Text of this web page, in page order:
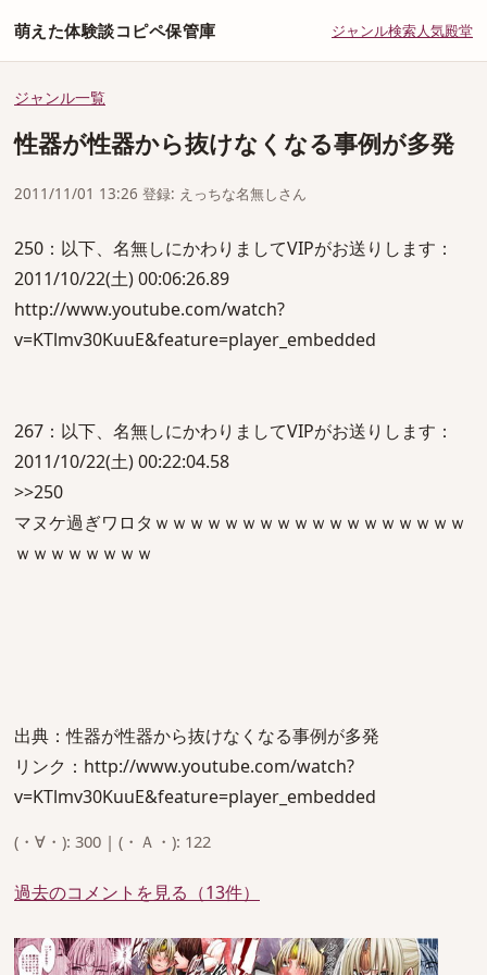
萌えた体験談コピペ保管庫 ジャンル検索人気殿堂
ジャンル一覧
性器が性器から抜けなくなる事例が多発
2011/11/01 13:26 登録: えっちな名無しさん
250：以下、名無しにかわりましてVIPがお送りします：
2011/10/22(土) 00:06:26.89
http://www.youtube.com/watch?
v=KTlmv30KuuE&feature=player_embedded
267：以下、名無しにかわりましてVIPがお送りします：
2011/10/22(土) 00:22:04.58
>>250
マヌケ過ぎワロタｗｗｗｗｗｗｗｗｗｗｗｗｗｗｗｗｗｗ
ｗｗｗｗｗｗｗｗ
出典：性器が性器から抜けなくなる事例が多発
リンク：http://www.youtube.com/watch?
v=KTlmv30KuuE&feature=player_embedded
(・∀・): 300 | (・Ａ・): 122
過去のコメントを見る（13件）